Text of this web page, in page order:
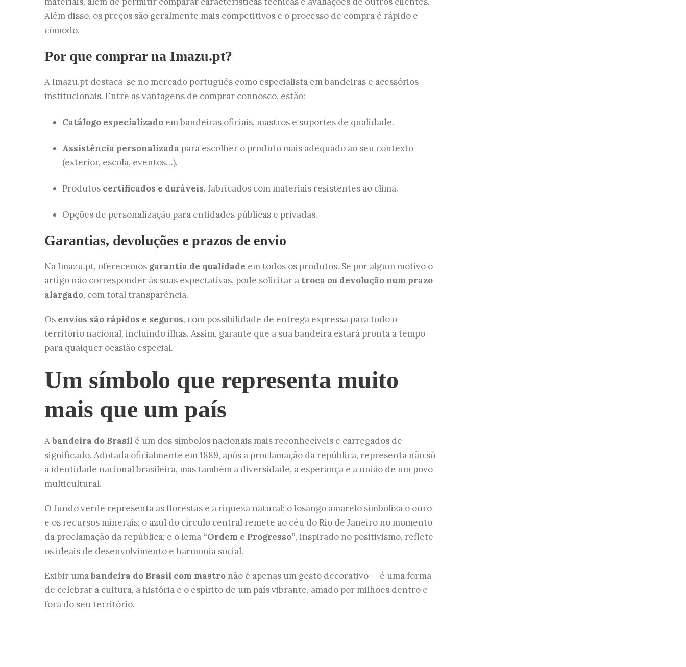
Além disso, os preços são geralmente mais competitivos e o processo de compra é rápido e
cómodo.
Por que comprar na Imazu.pt?
A Imazu.pt destaca-se no mercado português como especialista em bandeiras e acessórios
institucionais. Entre as vantagens de comprar connosco, estão:
Catálogo especializado em bandeiras oficiais, mastros e suportes de qualidade.
Assistência personalizada para escolher o produto mais adequado ao seu contexto
(exterior, escola, eventos…).
Produtos certificados e duráveis, fabricados com materiais resistentes ao clima.
Opções de personalização para entidades públicas e privadas.
Garantias, devoluções e prazos de envio
Na Imazu.pt, oferecemos garantia de qualidade em todos os produtos. Se por algum motivo o
artigo não corresponder às suas expectativas, pode solicitar a troca ou devolução num prazo
alargado, com total transparência.
Os envios são rápidos e seguros, com possibilidade de entrega expressa para todo o
território nacional, incluindo ilhas. Assim, garante que a sua bandeira estará pronta a tempo
para qualquer ocasião especial.
Um símbolo que representa muito
mais que um país
Abandeira do Brasil é um dos símbolos nacionais mais reconhecíveis e carregados de
significado. Adotada oficialmente em 1889, após a proclamação da república, representa não só
a identidade nacional brasileira, mas também a diversidade, a esperança e a união de um povo
multicultural.
O fundo verde representa as florestas e a riqueza natural; o losango amarelo simboliza o ouro
e os recursos minerais; o azul do círculo central remete ao céu do Rio de Janeiro no momento
da proclamação da república; e o lema “Ordem e Progresso”, inspirado no positivismo, reflete
os ideais de desenvolvimento e harmonia social.
Exibir umabandeira do Brasil com mastro não é apenas um gesto decorativo — é uma forma
de celebrar a cultura, a história e o espírito de um país vibrante, amado por milhões dentro e
fora do seu território.